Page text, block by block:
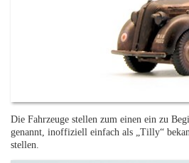
Die Fahrzeuge stellen zum einen ein zu
genannt, inoffiziell einfach als „Tilly“
stellen.